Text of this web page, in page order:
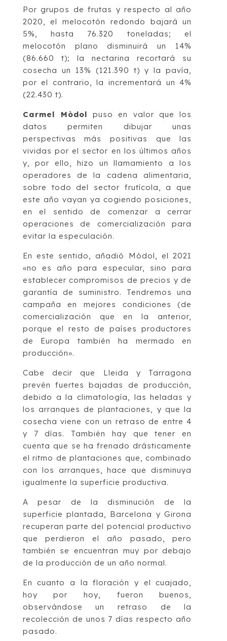
Por grupos de frutas y respecto al año
2020, el melocotón redondo bajará un
5%, hasta 76.320 toneladas; el
melocotón plano disminuirá un 14%
(86.660 t); la nectarina recortará su
cosecha un 13% (121.390 t) y la pavía,
por el contrario, la incrementará un 4%
(22.430 t).
Carmel Mòdol
puso en valor que los
datos permiten dibujar unas
perspectivas más positivas que las
vividas por el sector en los últimos años
y, por ello, hizo un llamamiento a los
operadores de la cadena alimentaria,
sobre todo del sector frutícola, a que
este año vayan ya cogiendo posiciones,
en el sentido de comenzar a cerrar
operaciones de comercialización para
evitar la especulación.
En este sentido, añadió Mòdol, el 2021
«no es año para especular, sino para
establecer compromisos de precios y de
garantía de suministro. Tendremos una
campaña en mejores condiciones (de
comercialización que en la anterior,
porque el resto de países productores
de Europa también ha mermado en
producción».
Cabe decir que Lleida y Tarragona
prevén fuertes bajadas de producción,
debido a la climatología, las heladas y
los arranques de plantaciones, y que la
cosecha viene con un retraso de entre 4
y 7 días. También hay que tener en
cuenta que se ha frenado drásticamente
el ritmo de plantaciones que, combinado
con los arranques, hace que disminuya
igualmente la superficie productiva.
A pesar de la disminución de la
superficie plantada, Barcelona y Girona
recuperan parte del potencial productivo
que perdieron el año pasado, pero
también se encuentran muy por debajo
de la producción de un año normal.
En cuanto a la floración y el cuajado,
hoy por hoy, fueron buenos,
observándose un retraso de la
recolección de unos 7 días respecto año
pasado.